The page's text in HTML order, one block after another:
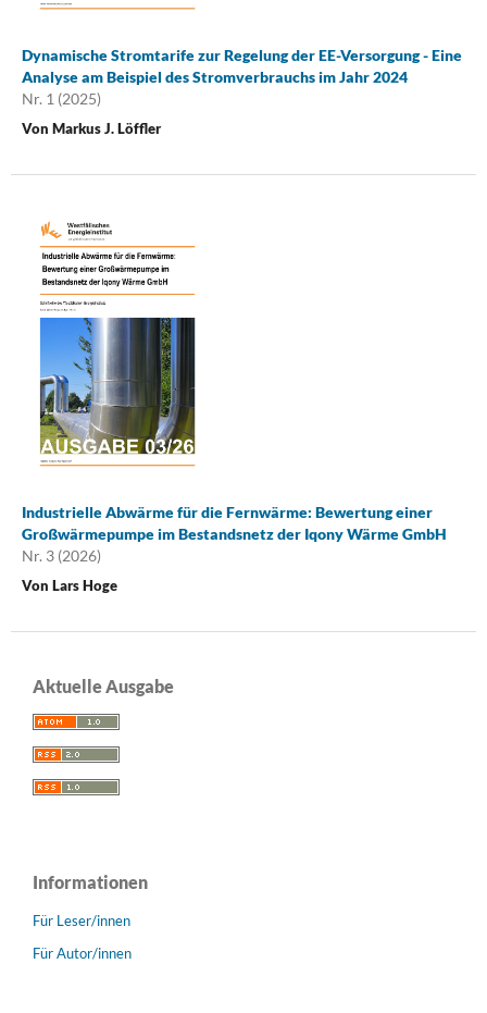
Dynamische Stromtarife zur Regelung der EE-Versorgung - Eine
Analyse am Beispiel des Stromverbrauchs im Jahr 2024
Nr. 1 (2025)
Von Markus J. Löffler
Industrielle Abwärme für die Fernwärme: Bewertung einer
Großwärmepumpe im Bestandsnetz der Iqony Wärme GmbH
Nr. 3 (2026)
Von Lars Hoge
Aktuelle Ausgabe
Informationen
Für Leser/innen
Für Autor/innen